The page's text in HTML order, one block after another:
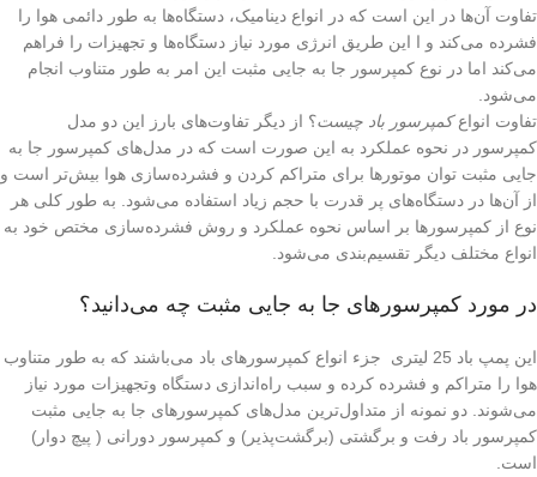
تفاوت آن‌ها در این است که در انواع دینامیک، دستگاه‌ها به طور دائمی هوا را
فشرده می‌کند و ا این طریق انرژی مورد نیاز دستگاه‌ها و تجهیزات را فراهم
می‌کند اما در نوع کمپرسور جا به جایی مثبت این امر به طور متناوب انجام
می‌شود.
تفاوت انواعکمپرسور باد چیست؟ از دیگر تفاوت‌های بارز این دو مدل
کمپرسور در نحوه عملکرد به این صورت است که در مدل‌های کمپرسور جا به
جایی مثبت توان موتور‌ها برای متراکم کردن و فشرده‌سازی هوا بیش‌تر است و
از آن‌ها در دستگاه‌های پر قدرت با حجم زیاد استفاده می‌شود. به طور کلی هر
نوع از کمپرسور‌ها بر اساس نحوه عملکرد و روش فشرده‌سازی مختص خود به
انواع مختلف دیگر تقسیم‌بندی می‌شود.
در مورد کمپرسور‌های جا به جایی مثبت چه می‌دانید؟
این پمپ باد 25 لیتری جزء انواع کمپرسور‌های باد می‌باشند که به طور متناوب
هوا را متراکم و فشرده کرده و سبب راه‌اندازی دستگاه وتجهیزات مورد نیاز
می‌شوند. دو نمونه از متداول‌ترین مدل‌های کمپرسور‌های جا به جایی مثبت
کمپرسور باد رفت و برگشتی (برگشت‌پذیر) و کمپرسور دورانی ( پیچ دوار)
است.